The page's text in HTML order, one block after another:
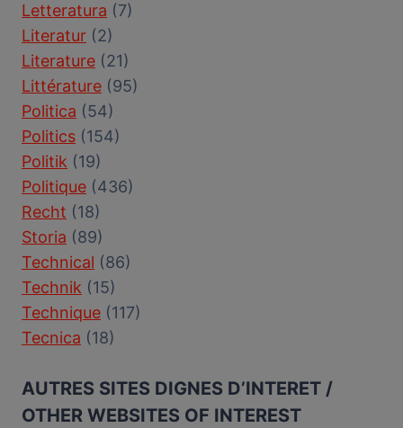
Letteratura (7)
Literatur (2)
Literature (21)
Littérature (95)
Politica (54)
Politics (154)
Politik (19)
Politique (436)
Recht (18)
Storia (89)
Technical (86)
Technik (15)
Technique (117)
Tecnica (18)
AUTRES SITES DIGNES D’INTERET /
OTHER WEBSITES OF INTEREST